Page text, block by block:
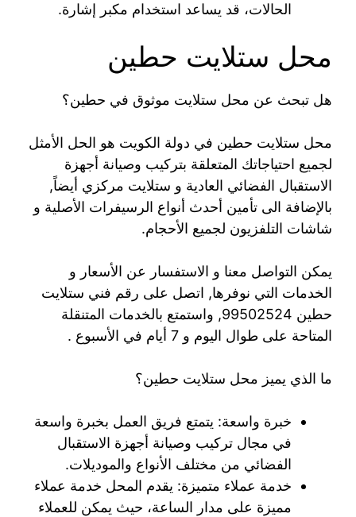
الحالات، قد يساعد استخدام مكبر إشارة.
محل ستلايت حطين
هل تبحث عن محل ستلايت موثوق في حطين؟
محل ستلايت حطين في دولة الكويت هو الحل الأمثل
لجميع احتياجاتك المتعلقة بتركيب وصيانة أجهزة
الاستقبال الفضائي العادية و ستلايت مركزي أيضاً,
بالإضافة الى تأمين أحدث أنواع الرسيفرات الأصلية و
شاشات التلفزيون لجميع الأحجام.
يمكن التواصل معنا و الاستفسار عن الأسعار و
الخدمات التي نوفرها, اتصل على رقم فني ستلايت
حطين 99502524, واستمتع بالخدمات المتنقلة
المتاحة على طوال اليوم و 7 أيام في الأسبوع .
ما الذي يميز محل ستلايت حطين؟
خبرة واسعة: يتمتع فريق العمل بخبرة واسعة
في مجال تركيب وصيانة أجهزة الاستقبال
الفضائي من مختلف الأنواع والموديلات.
خدمة عملاء متميزة: يقدم المحل خدمة عملاء
مميزة على مدار الساعة، حيث يمكن للعملاء